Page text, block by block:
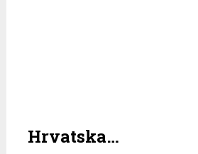
Hrvatska…